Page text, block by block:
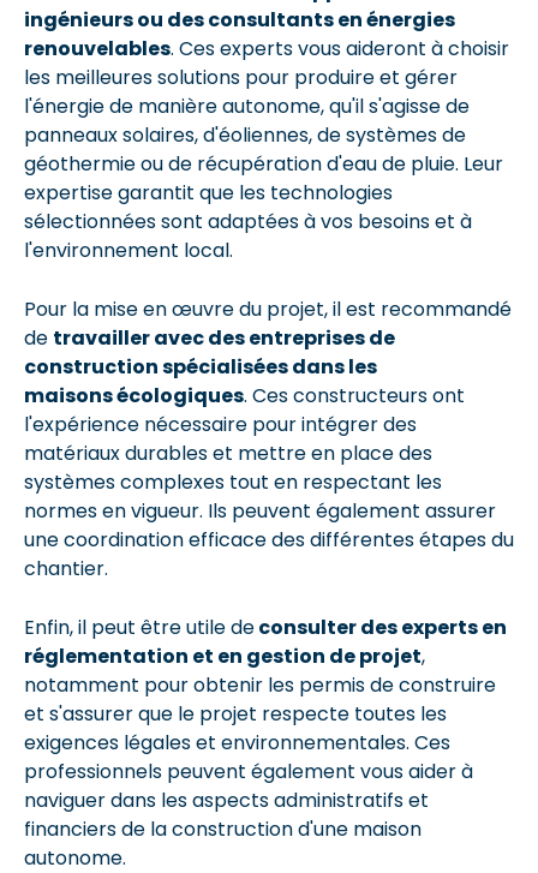
ingénieurs ou des consultants en énergies
renouvelables. Ces experts vous aideront à choisir
les meilleures solutions pour produire et gérer
l'énergie de manière autonome, qu'il s'agisse de
panneaux solaires, d'éoliennes, de systèmes de
géothermie ou de récupération d'eau de pluie. Leur
expertise garantit que les technologies
sélectionnées sont adaptées à vos besoins et à
l'environnement local.
Pour la mise en œuvre du projet, il est recommandé
de travailler avec des entreprises de
construction spécialisées dans les
maisons écologiques. Ces constructeurs ont
l'expérience nécessaire pour intégrer des
matériaux durables et mettre en place des
systèmes complexes tout en respectant les
normes en vigueur. Ils peuvent également assurer
une coordination efficace des différentes étapes du
chantier.
Enfin, il peut être utile deconsulter des experts en
réglementation et en gestion de projet,
notamment pour obtenir les permis de construire
et s'assurer que le projet respecte toutes les
exigences légales et environnementales. Ces
professionnels peuvent également vous aider à
naviguer dans les aspects administratifs et
financiers de la construction d'une maison
autonome.